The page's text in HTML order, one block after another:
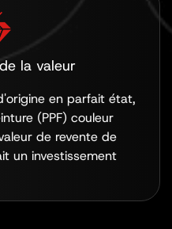
la valeur
en parfait état,
(PPF) couleur
de revente de
un investissement